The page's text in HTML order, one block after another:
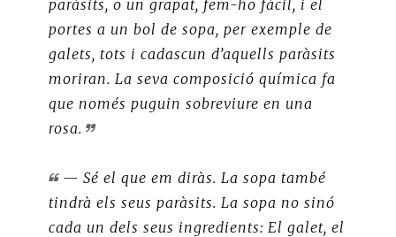
paràsits, o un grapat, fem-ho fàcil, i el
portes a un bol de sopa, per exemple de
galets, tots i cadascun d’aquells paràsits
moriran. La seva composició química fa
que només puguin sobreviure en una
rosa.
— Sé el que em diràs. La sopa també
tindrà els seus paràsits. La sopa no sinó
cada un dels seus ingredients: El galet, el